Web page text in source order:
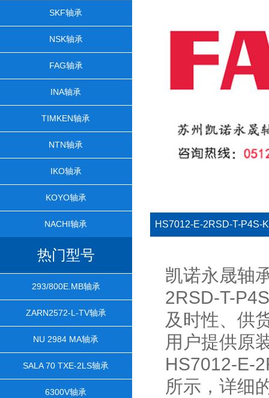
SKF轴承
NSK轴承
FAG轴承
INA轴承
TIMKEN轴承
NTN轴承
IKO轴承
KOYO轴承
NACHI轴承
热门型号
293/800E.MB轴承
ZARN2572-L-TV轴承
NU 2984 MA轴承
SALA 70 TXE-2LS轴承
6300V轴承
HS7012-E-2RSD-T-P4S-
凯诺永晟轴
2RSD-T-
及时性、供
用户提供原
HS7012-E-
所示，详细